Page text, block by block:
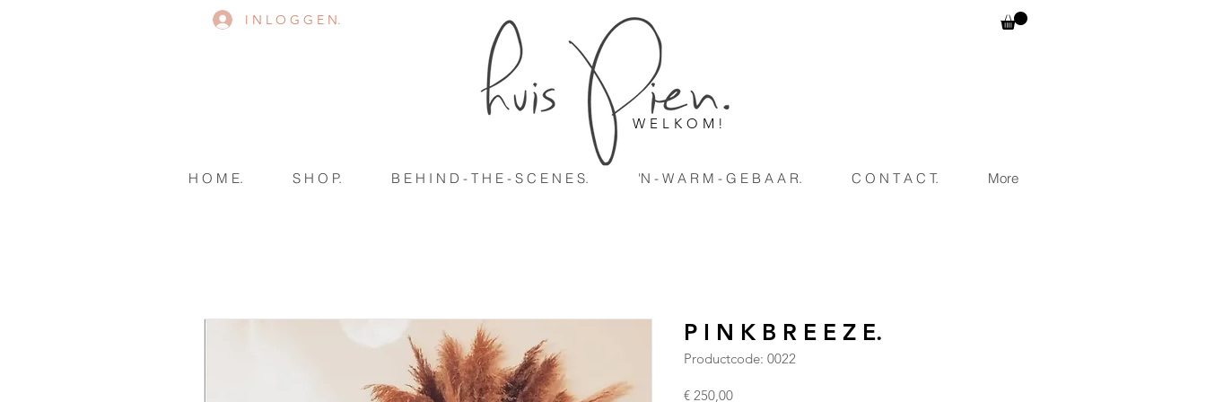
I N L O G G E N.
H O M E. S H O P. B E H I N D - T H E - S C E N E S. 'N - W A R M - G E B A A R. C O N T A C T. More
W E L K O M !
P I N K B R E E Z E.
Productcode: 0022
€ 250,00Prijs